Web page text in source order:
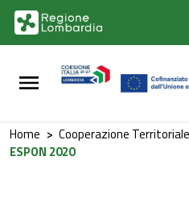
Vai al contenuto principale
Vai al footer
Home > Cooperazione
ESPON 2020